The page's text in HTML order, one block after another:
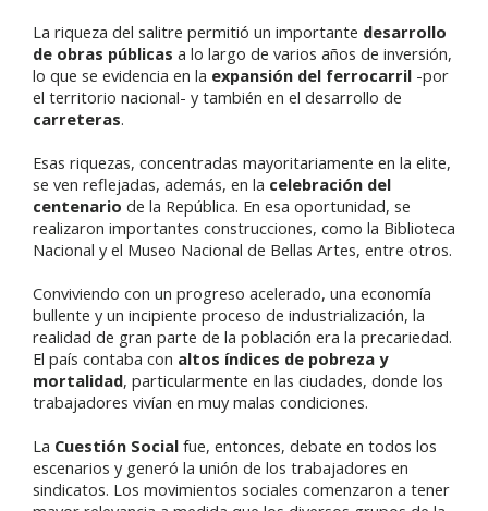
La riqueza del salitre permitió un importante desarrollo
de obras públicas a lo largo de varios años de inversión,
lo que se evidencia en la expansión del ferrocarril -por
el territorio nacional- y también en el desarrollo de
carreteras.
Esas riquezas, concentradas mayoritariamente en la elite,
se ven reflejadas, además, en la celebración del
centenario de la República. En esa oportunidad, se
realizaron importantes construcciones, como la Biblioteca
Nacional y el Museo Nacional de Bellas Artes, entre otros.
Conviviendo con un progreso acelerado, una economía
bullente y un incipiente proceso de industrialización, la
realidad de gran parte de la población era la precariedad.
El país contaba con altos índices de pobreza y
mortalidad, particularmente en las ciudades, donde los
trabajadores vivían en muy malas condiciones.
La Cuestión Social fue, entonces, debate en todos los
escenarios y generó la unión de los trabajadores en
sindicatos. Los movimientos sociales comenzaron a tener